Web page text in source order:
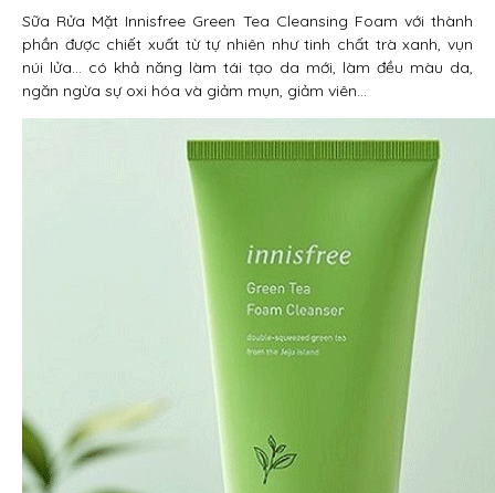
Sữa Rửa Mặt Innisfree Green Tea Cleansing Foam với thành
phần được chiết xuất từ tự nhiên như tinh chất trà xanh, vụn
núi lửa… có khả năng làm tái tạo da mới, làm đều màu da,
ngăn ngừa sự oxi hóa và giảm mụn, giảm viên…